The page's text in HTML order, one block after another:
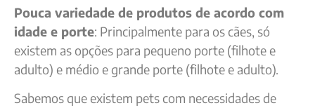
Pouca variedade de produtos de acordo com
idade e porte: Principalmente para os cães, só
existem as opções para pequeno porte (filhote e
adulto) e médio e grande porte (filhote e adulto).
Sabemos que existem pets com necessidades de